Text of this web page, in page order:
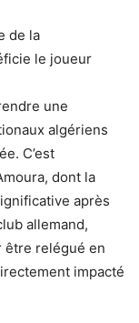
de la
le joueur
une
algériens
C’est
dont la
après
allemand,
être relégué en
impacté